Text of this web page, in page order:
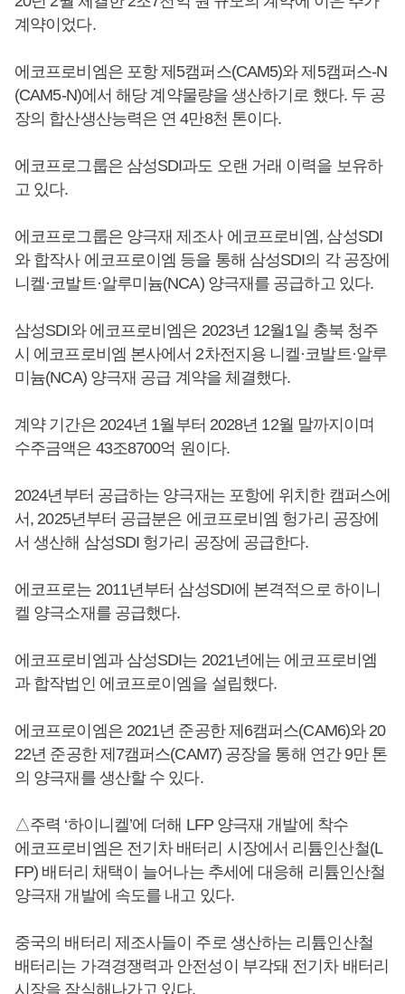
계약이었다.
에코프로비엠은 포항 제5캠퍼스(CAM5)와 제5캠퍼스-N
(CAM5-N)에서 해당 계약물량을 생산하기로 했다. 두 공
장의 합산생산능력은 연 4만8천 톤이다.
에코프로그룹은 삼성SDI과도 오랜 거래 이력을 보유하
고 있다.
에코프로그룹은 양극재 제조사 에코프로비엠, 삼성SDI
와 합작사 에코프로이엠 등을 통해 삼성SDI의 각 공장에
니켈·코발트·알루미늄(NCA) 양극재를 공급하고 있다.
삼성SDI와 에코프로비엠은 2023년 12월1일 충북 청주
시 에코프로비엠 본사에서 2차전지용 니켈·코발트·알루
미늄(NCA) 양극재 공급 계약을 체결했다.
계약 기간은 2024년 1월부터 2028년 12월 말까지이며
수주금액은 43조8700억 원이다.
2024년부터 공급하는 양극재는 포항에 위치한 캠퍼스에
서, 2025년부터 공급분은 에코프로비엠 헝가리 공장에
서 생산해 삼성SDI 헝가리 공장에 공급한다.
에코프로는 2011년부터 삼성SDI에 본격적으로 하이니
켈 양극소재를 공급했다.
에코프로비엠과 삼성SDI는 2021년에는 에코프로비엠
과 합작법인 에코프로이엠을 설립했다.
에코프로이엠은 2021년 준공한 제6캠퍼스(CAM6)와 20
22년 준공한 제7캠퍼스(CAM7) 공장을 통해 연간 9만 톤
의 양극재를 생산할 수 있다.
△주력 ‘하이니켈’에 더해 LFP 양극재 개발에 착수
에코프로비엠은 전기차 배터리 시장에서 리튬인산철(L
FP) 배터리 채택이 늘어나는 추세에 대응해 리튬인산철
양극재 개발에 속도를 내고 있다.
중국의 배터리 제조사들이 주로 생산하는 리튬인산철
배터리는 가격경쟁력과 안전성이 부각돼 전기차 배터리
시장을 잠식해나가고 있다.